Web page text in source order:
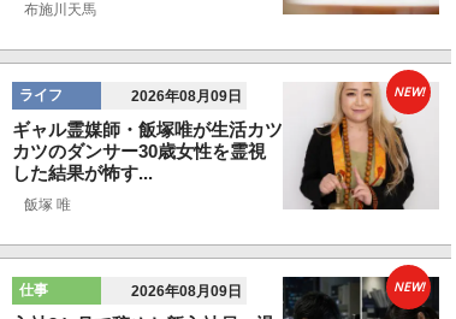
布施川天馬
ライフ 2026年08月09日
ギャル霊媒師・飯塚唯が生活カツ
カツのダンサー30歳女性を霊視
した結果が怖す...
飯塚 唯
NEW!
仕事 2026年08月09日 NEW!